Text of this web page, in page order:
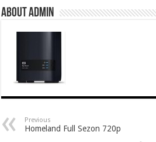
About Admin
Previous
Homeland Full Sezon 720p